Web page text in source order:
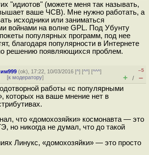
"идиотов" (можете меня так называть,
ваше ЧСВ). Мне нужно работать, а
исходники или заниматься
войнами на волне GPL. Под Убунту
покеты популярных программ, под нее
благодаря популярности в Интернете
решению появляющихся проблем.
(ok), 17:22, 10/03/2016 [^] [^^] [^^^]
[к модератору]
–5
+ / –
работы «с популярными
которых на ваше мнение нет в
что «домохозяйки» космонавта — это
но никогда не думал, что до такой
Линукс, «домохозяйки» — это просто